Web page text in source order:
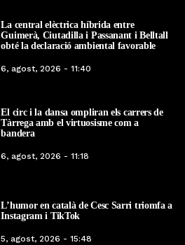
La central elèctrica híbrida entre
Guimerà, Ciutadilla i Passanant i Belltall
obté la declaració ambiental favorable
6, agost, 2026 - 11:40
El circ i la dansa ompliran els carrers de
Tàrrega amb el virtuosisme com a
bandera
6, agost, 2026 - 11:18
L’humor en català de Cesc Sarri triomfa a
Instagram i TikTok
5, agost, 2026 - 15:48